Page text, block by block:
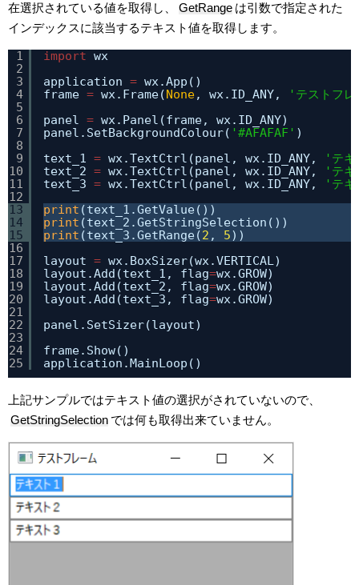
在選択されている値を取得し、
GetRange は引数で指定された
インデックスに該当するテキスト値を取得します。
1
2
3
4
5
6
7
8
9
10
11
12
13
14
15
16
17
18
19
20
21
22
23
24
25
import wx
application = wx.App()
frame = wx.Frame(None, wx.ID_ANY,
'テストフ
panel = wx.Panel(frame, wx.ID_ANY)
panel.SetBackgroundColour( '#AFAFAF' )
text_1 = wx.TextCtrl(panel, wx.ID_ANY,
'テ
text_2 = wx.TextCtrl(panel, wx.ID_ANY,
'テ
text_3 = wx.TextCtrl(panel, wx.ID_ANY,
'テ
print (text_1.GetValue())
print (text_2.GetStringSelection())
print (text_3.GetRange(2 , 5))
layout = wx.BoxSizer(wx.VERTICAL)
layout.Add(text_1, flag=wx.GROW)
layout.Add(text_2, flag=wx.GROW)
layout.Add(text_3, flag=wx.GROW)
panel.SetSizer(layout)
frame.Show()
application.MainLoop()
上記サンプルではテキスト値の選択がされていないので、
GetStringSelection では何も取得出来ていません。